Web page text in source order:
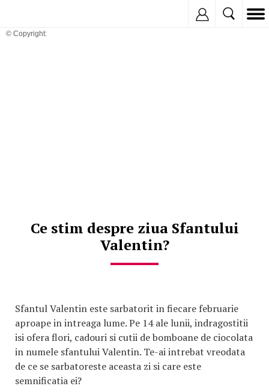
© Copyright:
Ce stim despre ziua Sfantului
Valentin?
Sfantul Valentin este sarbatorit in fiecare februarie
aproape in intreaga lume. Pe 14 ale lunii, indragostitii
isi ofera flori, cadouri si cutii de bomboane de ciocolata
in numele sfantului Valentin. Te-ai intrebat vreodata
de ce se sarbatoreste aceasta zi si care este
semnificatia ei?